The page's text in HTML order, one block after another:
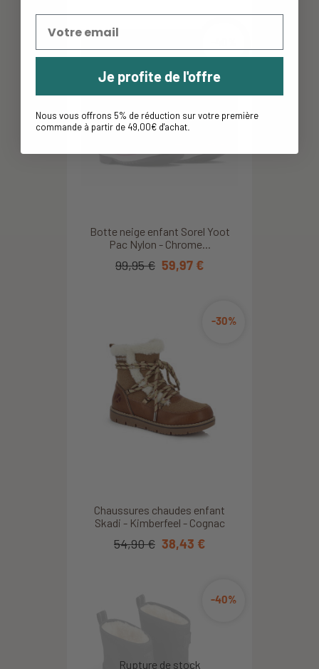
Botte neige enfant Sorel Yoot
Pac Nylon - Chrome...
99,95 € 59,97 €
Chaussures chaudes enfant
Skadi - Kimberfeel - Cognac
-30%
54,90 € 38,43 €
-40%
Je profite de l'offre
Nous vous offrons 5% de réduction sur votre première
commande à partir de 49,00€ d'achat.